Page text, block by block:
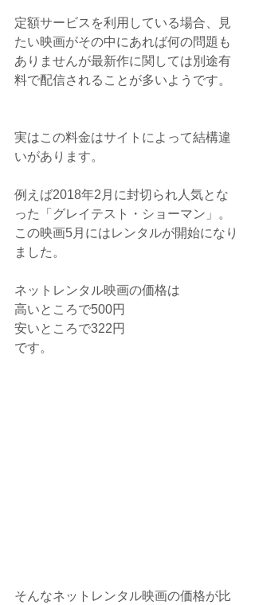
定額サービスを利用している場合、見
たい映画がその中にあれば何の問題も
ありませんが最新作に関しては別途有
料で配信されることが多いようです。
実はこの料金はサイトによって結構違
いがあります。
例えば2018年2月に封切られ人気とな
った「グレイテスト・ショーマン」。
この映画5月にはレンタルが開始になり
ました。
ネットレンタル映画の価格は
高いところで500円
安いところで322円
です。
そんなネットレンタル映画の価格が比